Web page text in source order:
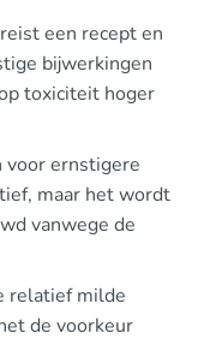
een recept en
bijwerkingen
toxiciteit hoger
voor ernstigere
maar het wordt
vanwege de
relatief milde
de voorkeur